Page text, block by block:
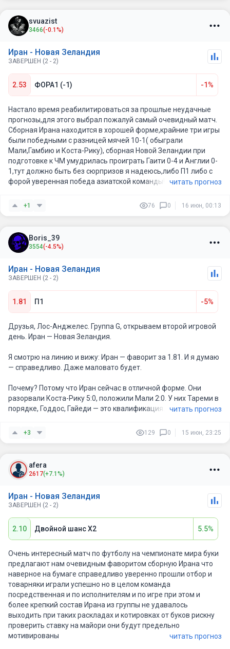
ничью и 21.9% на New Zealand. То есть внешняя модель не
видит огромного перевеса. Поэтому это не ставка уровня 3–
4%, а рабочий выбор на 2% банка
побеждать с разницей минимум в два гола. Ставка на
минусовую фору фаворита выглядит здесь максимально
надежно.
svuazist
3466(-0.1%)
Иран - Новая Зеландия
ЗАВЕРШЕН (2 - 2)
2.53 ФОРА1 (-1) -1%
Настало время реабилитироваться за прошлые неудачные
прогнозы,для этого выбрал пожалуй самый очевидный матч.
Сборная Ирана находится в хорошей форме,крайние три игры
были победными с разницей мячей 10-1( обыграли
Мали,Гамбию и Коста-Рику), сборная Новой Зеландии при
подготовке к ЧМ умудрилась проиграть Гаити 0-4 и Англии 0-
1,тут должно быть без сюрпризов я надеюсь,либо П1 либо с
форой уверенная победа азиатской команды!
читать прогноз
+1 76 0 16 июн, 00:13
Boris_39
3554(-4.5%)
Иран - Новая Зеландия
ЗАВЕРШЕН (2 - 2)
1.81 П1 -5%
Друзья, Лос-Анджелес. Группа G, открываем второй игровой
день. Иран — Новая Зеландия.
Я смотрю на линию и вижу: Иран — фаворит за 1.81. И я думаю
— справедливо. Даже маловато будет.
Почему? Потому что Иран сейчас в отличной форме. Они
разорвали Коста-Рику 5:0, положили Мали 2:0. У них Тареми в
порядке, Годдос, Гайеди — это квалификация. А Новая
Гаити, Карл! Это не футбол, это катастрофа.
обороны. Не поможет.
Победа Ирана за 1.81 — ставка дня. Тотал меньше 2.5 — тоже
А ставить на Новую Зеландию... ну, только если вы филантроп
и любите делать букмекеров богаче.
Всем добра. Иран выходит из группы впервые в истории.
Поверьте мне.
читать прогноз
+3 129 0 15 июн, 23:25
afera
2617(+7.1%)
Иран - Новая Зеландия
ЗАВЕРШЕН (2 - 2)
2.10 Двойной шанс X2 5.5%
Очень интересный матч по футболу на чемпионате мира буки
предлагают нам очевидным фаворитом сборную Ирана что
наверное на бумаге справедливо уверенно прошли отбор и
товарняки играли успешно но в целом команда
посредственная и по исполнителям и по игре при этом и
более крепкий состав Ирана из группы не удавалось
выходить при таких раскладах и котировках от буков рискну
проверить ставку на майори они будут предельно
мотивированы
читать прогноз